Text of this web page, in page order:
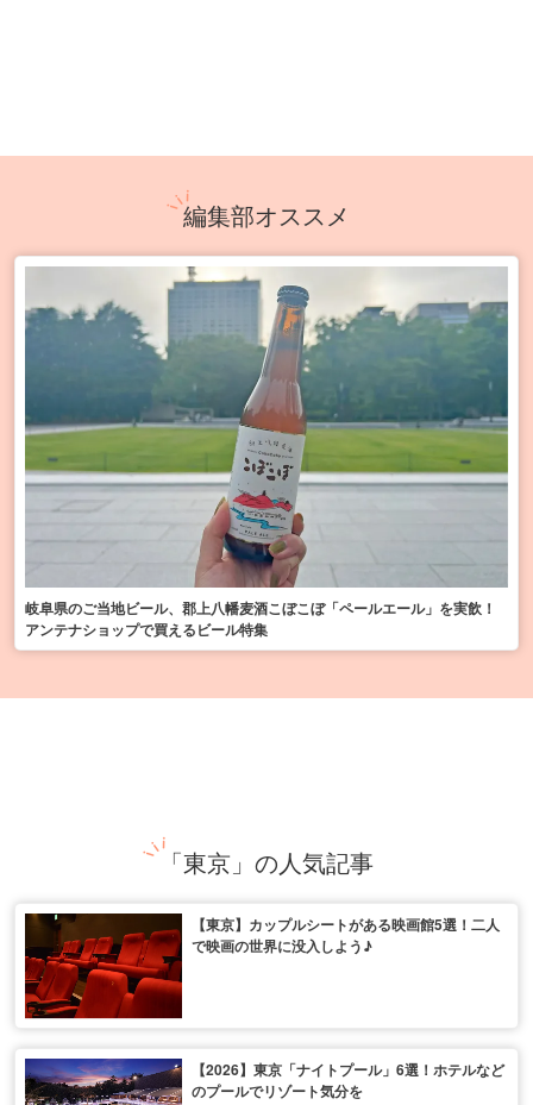
編集部オススメ
岐阜県のご当地ビール、郡上八幡麦酒こぼこぼ「ペールエール」を実飲！
アンテナショップで買えるビール特集
「東京」の人気記事
【東京】カップルシートがある映画館5選！二人
で映画の世界に没入しよう♪
【2026】東京「ナイトプール」6選！ホテルなど
のプールでリゾート気分を